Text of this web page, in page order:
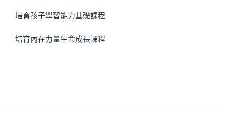
培育孩子學習能力基礎課程
培育內在力量生命成長課程